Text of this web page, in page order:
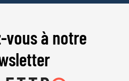
vous à notre